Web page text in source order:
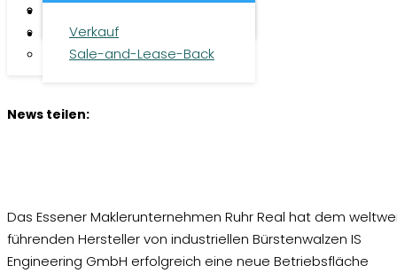
Verkauf
Sale-and-Lease-Back
Kontakt
News teilen:
News teilen:
Das Essener Maklerunternehmen Ruhr Real hat dem
führenden Hersteller von industriellen Bürstenwalzen IS
Engineering GmbH erfolgreich eine neue Betriebsfläche